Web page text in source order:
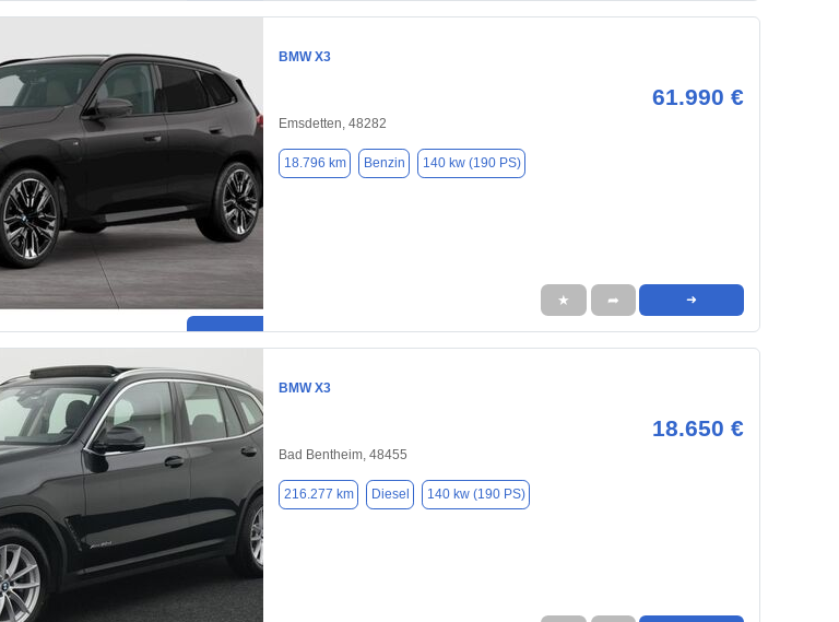
BMW X3
61.990 €
Emsdetten, 48282
18.796 km Benzin 140 kw (190 PS)
★ ➦ ➜
BMW X3
18.650 €
Bad Bentheim, 48455
216.277 km Diesel 140 kw (190 PS)